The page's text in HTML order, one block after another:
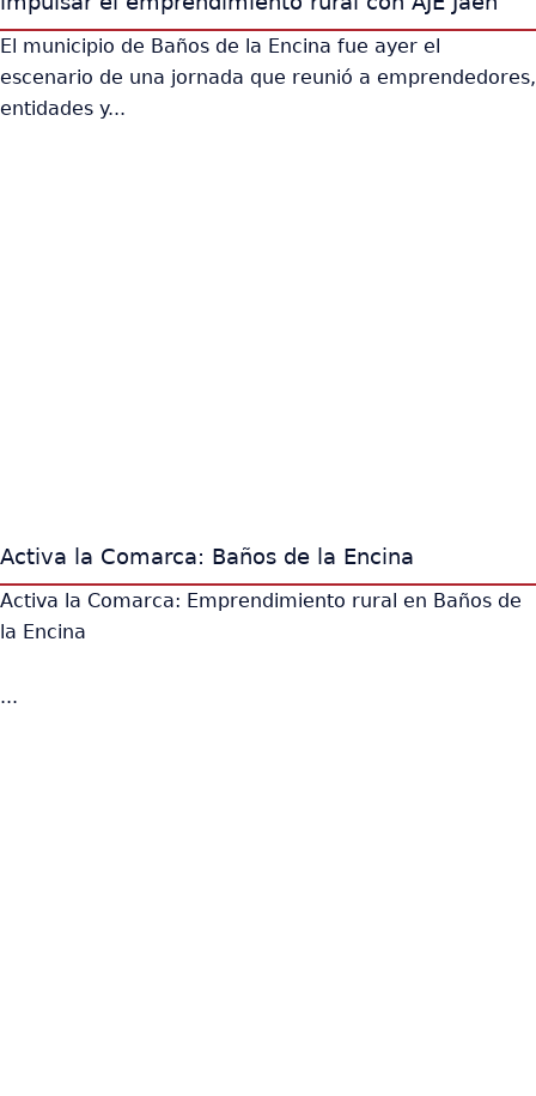
El municipio de Baños de la Encina fue ayer el
escenario de una jornada que reunió a emprendedores,
entidades y...
Activa la Comarca: Baños de la Encina
Activa la Comarca: Emprendimiento rural en Baños de
la Encina
...